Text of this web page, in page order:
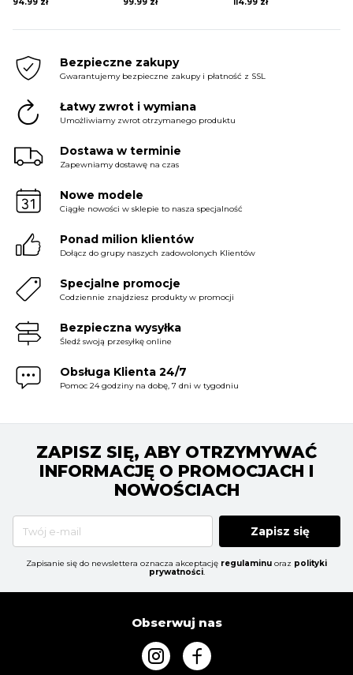
94.99 zł 99.99 zł 114.99 zł
Bezpieczne zakupy
Gwarantujemy bezpieczne zakupy i płatność z SSL
Łatwy zwrot i wymiana
Umożliwiamy zwrot otrzymanego produktu
Dostawa w terminie
Zapewniamy dostawę na czas
Nowe modele
Ciągłe nowości w sklepie to nasza specjalność
Ponad milion klientów
Dołącz do grupy naszych zadowolonych Klientów
Specjalne promocje
Codziennie znajdziesz produkty w promocji
Bezpieczna wysyłka
Śledź swoją przesyłkę online
Obsługa Klienta 24/7
Pomoc 24 godziny na dobę, 7 dni w tygodniu
ZAPISZ SIĘ, ABY OTRZYMYWAĆ
INFORMACJĘ O PROMOCJACH I
NOWOŚCIACH
Zapisz się
Zapisanie się do newslettera oznacza akceptację regulaminu oraz polityki
prywatności.
Obserwuj nas